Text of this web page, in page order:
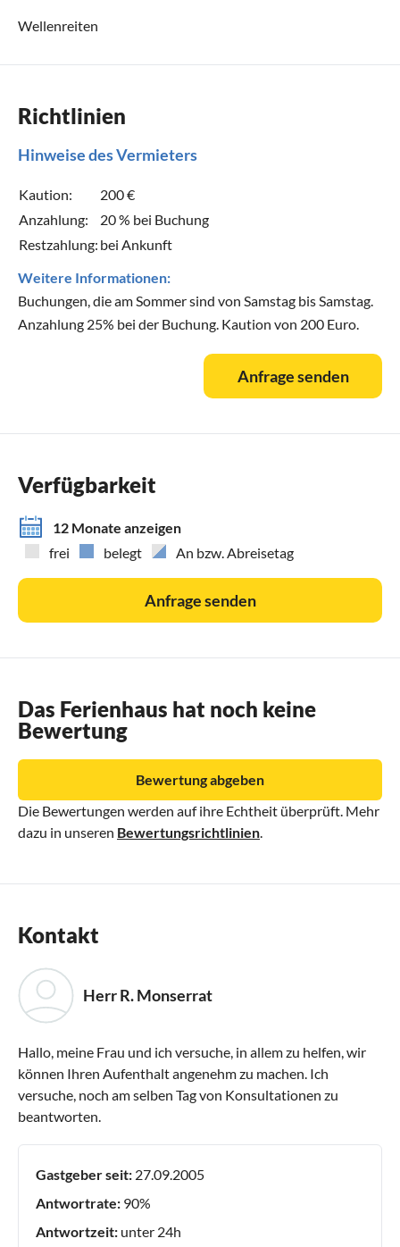
Wellenreiten
Richtlinien
Hinweise des Vermieters
Kaution:
200 €
Anzahlung:
20 % bei Buchung
Restzahlung: bei Ankunft
Weitere Informationen:
Buchungen, die am Sommer sind von Samstag bis Samstag.
Anzahlung 25% bei der Buchung. Kaution von 200 Euro.
Anfrage senden
Verfügbarkeit
12 Monate anzeigen
frei
belegt An bzw. Abreisetag
Anfrage senden
Das Ferienhaus hat noch keine
Bewertung
Die Bewertungen werden auf ihre Echtheit überprüft. Mehr
dazu in unseren Bewertungsrichtlinien
Bewertung abgeben
Kontakt
Herr R. Monserrat
Hallo, meine Frau und ich versuche, in allem zu helfen, wir
können Ihren Aufenthalt angenehm zu machen. Ich
versuche, noch am selben Tag von Konsultationen zu
beantworten.
Gastgeber seit: 27.09.2005
Antwortrate: 90%
Antwortzeit: unter 24h